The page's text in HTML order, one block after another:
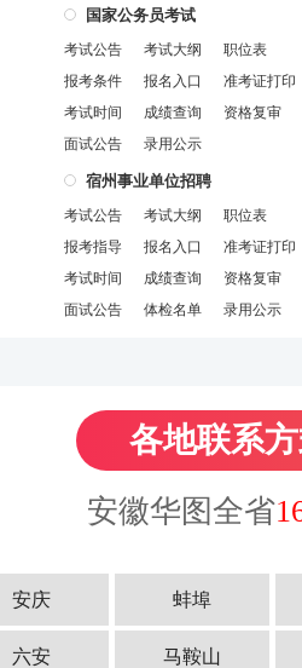
国家公务员考试
考试公告 考试大纲
职位表
报考条件
报名入口
准考证打印
考试时间
成绩查询
资格复审
面试公告
录用公示
宿州事业单位招聘
考试公告 考试大纲
职位表
报考指导
报名入口
准考证打印
考试时间
成绩查询
资格复审
面试公告
体检名单 录用公示